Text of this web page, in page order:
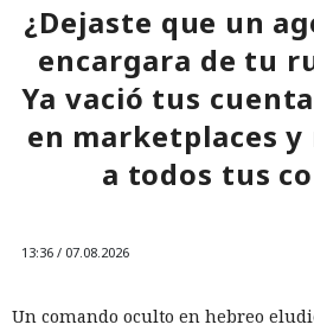
¿Dejaste que un
encargara de tu
Ya vació tus
en marketplaces y
a todos tus
13:36 / 07.08.2026
Un comando oculto en hebreo